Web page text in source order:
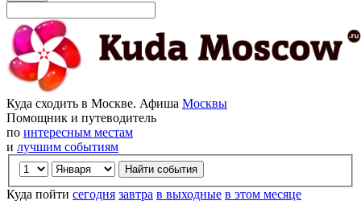
Куда сходить в Москве. Афиша Москвы
Помощник и путеводитель
по интересным местам
и лучшим событиям
Куда пойти сегодня завтра в выходные в этом месяце